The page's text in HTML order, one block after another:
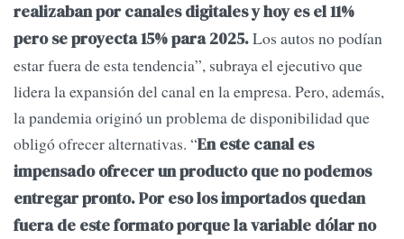
realizaban por canales digitales y hoy es el 11%
pero se proyecta 15% para 2025.Los autos no podían
estar fuera de esta tendencia”, subraya el ejecutivo que
lidera la expansión del canal en la empresa. Pero, además,
la pandemia originó un problema de disponibilidad que
obligó ofrecer alternativas. “En este canal es
impensado ofrecer un producto que no podemos
entregar pronto. Por eso los importados quedan
fuera de este formato porque la variable dólar no